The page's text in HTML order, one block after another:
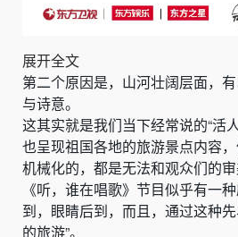
展开全文
第二个原因是，山河壮阔层面，
与诗意。
这其实就是我们当下经常说的“活
也呈现祖国各地的旅游景点内容
机械化的，都是无法和观众们的审
《听，谁在唱歌》节目似乎有一
到，眼睛后到，而且，通过这种
的旅游”。